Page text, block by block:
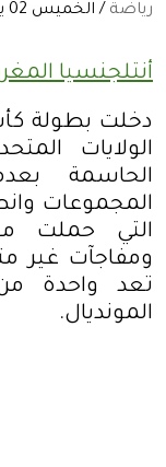
رياضة / الخميس 02 يوليوز 2026 / لا توجد تعليقات:
أنتلجنسيا
الولايات
الحاسمة
المجموعات
التي حملت
ومفاجآت غير
تعد واحدة
المونديال.